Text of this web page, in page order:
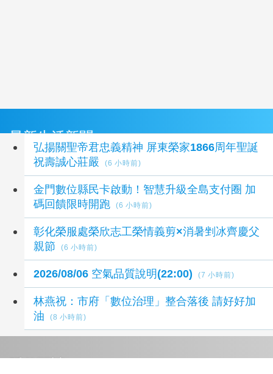
最新生活新聞
弘揚關聖帝君忠義精神 屏東榮家1866周年聖誕
祝壽誠心莊嚴
(6 小時前)
金門數位縣民卡啟動！智慧升級全島支付圈 加
碼回饋限時開跑
(6 小時前)
彰化榮服處榮欣志工榮情義剪×消暑剉冰齊慶父
親節
(6 小時前)
2026/08/06 空氣品質說明(22:00) (7 小時前)
林燕祝：市府「數位治理」整合落後 請好好加
油
(8 小時前)